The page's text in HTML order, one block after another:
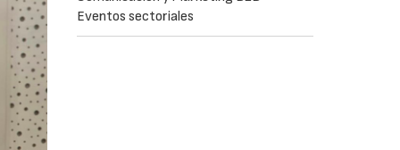
Eventos sectoriales